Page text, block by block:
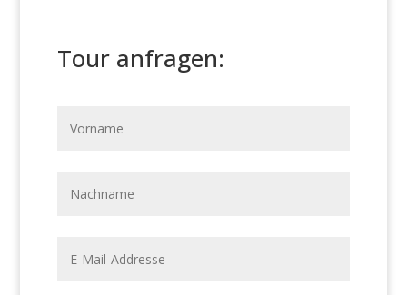
Tour anfragen:
URL